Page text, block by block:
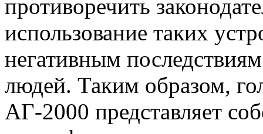
противоречить
использование таких
негативным
людей. Таким образом,
АГ-2000 представляет